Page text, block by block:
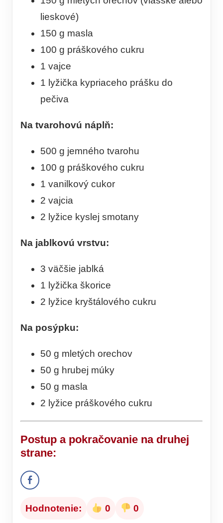
lieskové)
150 g masla
100 g práškového cukru
1 vajce
1 lyžička kypriaceho prášku do
pečiva
Na tvarohovú náplň:
500 g jemného tvarohu
100 g práškového cukru
1 vanilkový cukor
2 vajcia
2 lyžice kyslej smotany
Na jablkovú vrstvu:
3 väčšie jablká
1 lyžička škorice
2 lyžice kryštálového cukru
Na posýpku:
50 g mletých orechov
50 g hrubej múky
50 g masla
2 lyžice práškového cukru
Postup a pokračovanie na druhej
strane:
Hodnotenie: 0 0